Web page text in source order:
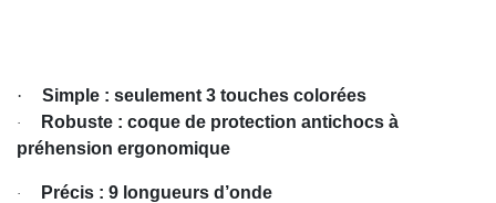
· Simple : seulement 3 touches colorées
·
Robuste : coque de protection antichocs à
préhension ergonomique
·
Précis : 9 longueurs d’onde